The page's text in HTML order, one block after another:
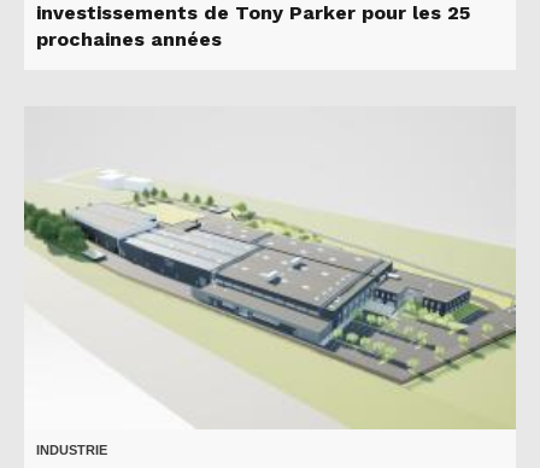
investissements de Tony Parker pour les 25
prochaines années
INDUSTRIE